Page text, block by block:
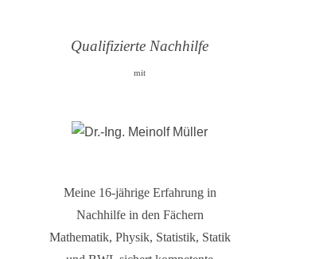
Qualifizierte Nachhilfe
mit
Meine 16-jährige Erfahrung in
Nachhilfe in den Fächern
Mathematik, Physik, Statistik, Statik